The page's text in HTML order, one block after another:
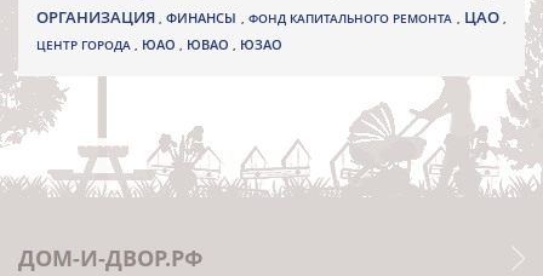
ОРГАНИЗАЦИЯ,ФИНАНСЫ , ФОНД КАПИТАЛЬНОГО РЕМОНТА , ЦАО,
ЦЕНТР ГОРОДА , ЮАО , ЮВАО , ЮЗАО
ДОМ-И-ДВОР.РФ